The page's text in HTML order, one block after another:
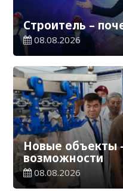
Строитель –
08.08.2026
Новые объекты
возможности
08.08.2026